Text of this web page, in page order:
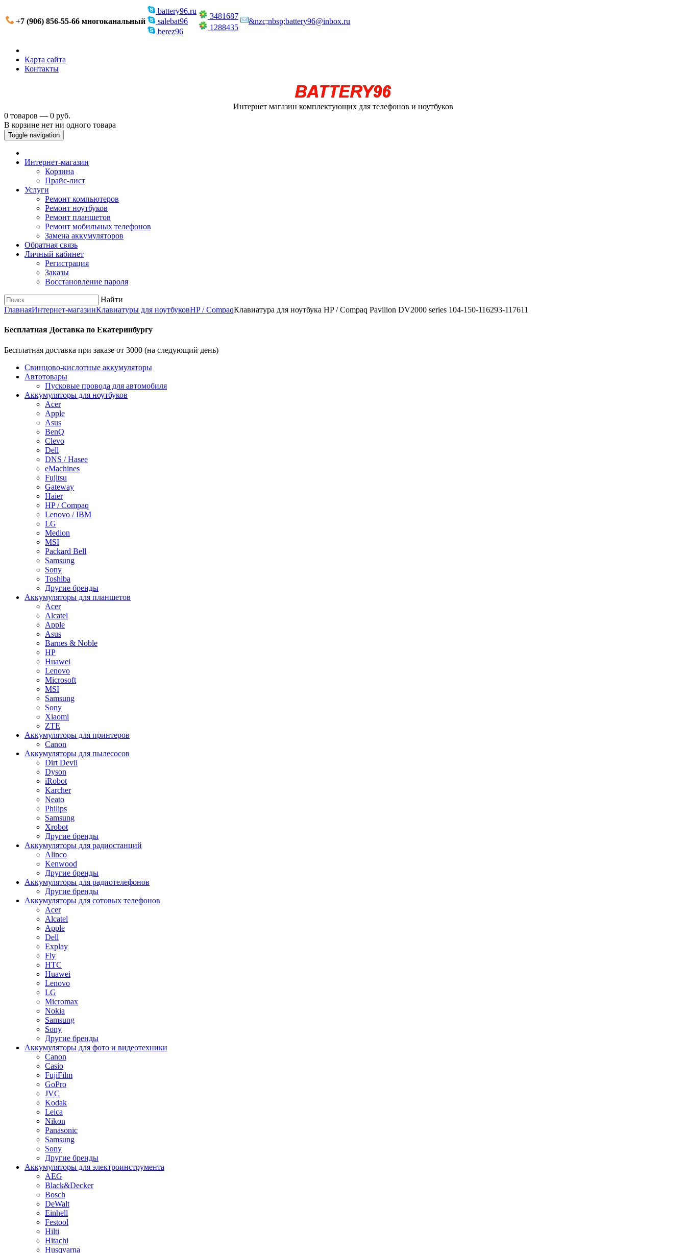
+7 (906) 856-55-66 многоканальный
battery96.ru
salebat96
berez96
3481687
1288435
&nzc;nbsp;battery96@inbox.ru
Карта сайта
Контакты
Интернет магазин комплектующих для телефонов и ноутбуков
0 товаров — 0 руб.
В корзине нет ни одного товара
Toggle navigation
Интернет-магазин
Корзина
Прайс-лист
Услуги
Ремонт компьютеров
Ремонт ноутбуков
Ремонт планшетов
Ремонт мобильных телефонов
Замена аккумуляторов
Обратная связь
Личный кабинет
Регистрация
Заказы
Восстановление пароля
Найти
ГлавнаяИнтернет-магазинКлавиатуры для ноутбуковHP / CompaqКлавиатура для ноутбука HP / Compaq Pavilion DV2000 series 104-150-116293-117611
Бесплатная Доставка по Екатеринбургу
Бесплатная доставка при заказе от 3000 (на следующий день)
Cвинцово-кислотные аккумуляторы
Автотовары
Пусковые провода для автомобиля
Аккумуляторы для ноутбуков
Acer
Apple
Asus
BenQ
Clevo
Dell
DNS / Hasee
eMachines
Fujitsu
Gateway
Haier
HP / Compaq
Lenovo / IBM
LG
Medion
MSI
Packard Bell
Samsung
Sony
Toshiba
Другие бренды
Аккумуляторы для планшетов
Acer
Alcatel
Apple
Asus
Barnes & Noble
HP
Huawei
Lenovo
Microsoft
MSI
Samsung
Sony
Xiaomi
ZTE
Аккумуляторы для принтеров
Canon
Аккумуляторы для пылесосов
Dirt Devil
Dyson
iRobot
Karcher
Neato
Philips
Samsung
Xrobot
Другие бренды
Аккумуляторы для радиостанций
Alinco
Kenwood
Другие бренды
Аккумуляторы для радиотелефонов
Другие бренды
Аккумуляторы для сотовых телефонов
Acer
Alcatel
Apple
Dell
Explay
Fly
HTC
Huawei
Lenovo
LG
Micromax
Nokia
Samsung
Sony
Другие бренды
Аккумуляторы для фото и видеотехники
Canon
Casio
FujiFilm
GoPro
JVC
Kodak
Leica
Nikon
Panasonic
Samsung
Sony
Другие бренды
Аккумуляторы для электроинструмента
AEG
Black&Decker
Bosch
DeWalt
Einhell
Festool
Hilti
Hitachi
Husqvarna